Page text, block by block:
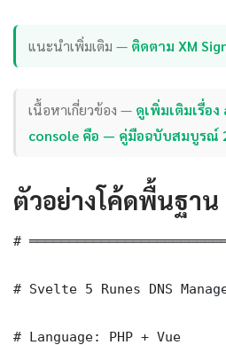
แนะนำเพิ่มเติม — ติดตาม XM
เนื้อหาเกี่ยวข้อง — ดูเพิ่มเติมเรื่อ
console คือ — คู่มือฉบับสมบูรณ์
ตัวอย่างโค้ดพื้นฐาน
#
# Svelte 5 Runes DNS
# Language: PHP + Vue